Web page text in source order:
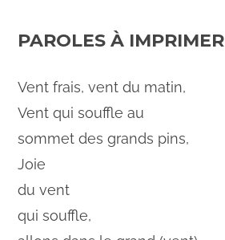
PAROLES À IMPRIMER
Vent frais, vent du matin,
Vent qui souffle au
sommet des grands pins,
Joie
du vent
qui souffle,